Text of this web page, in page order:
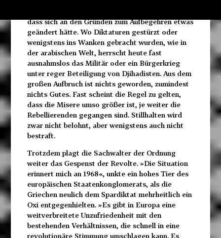
dass sich an den Gründen zum Aufbegehren etwas
geändert hätte. Wo Diktaturen gestürzt oder
wenigstens ins Wanken gebracht wurden, wie in
der arabischen Welt, herrscht heute fast
ausnahmslos das Militär oder ein Bürgerkrieg
unter reger Beteiligung von Djihadisten. Aus dem
großen Aufbruch ist nichts geworden, zumindest
nichts Gutes. Fast scheint die Regel zu gelten,
dass die Misere umso größer ist, je weiter die
Rebellierenden gegangen sind. Stillhalten wird
zwar nicht belohnt, aber wenigstens auch nicht
bestraft.
Trotzdem plagt die Sachwalter der Ordnung
weiter das Gespenst der Revolte. »Die Situation
erinnert mich an 1968«, unkte ein hohes Tier des
europäischen Staatenkonglomerats, als die
Griechen neulich dem Spardiktat mehrheitlich ein
Oxi entgegenhielten. »Es gibt in Europa eine
weitverbreitete Unzufriedenheit mit den
bestehenden Verhältnissen, die schnell in eine
revolutionäre Stimmung umschlagen kann. Es